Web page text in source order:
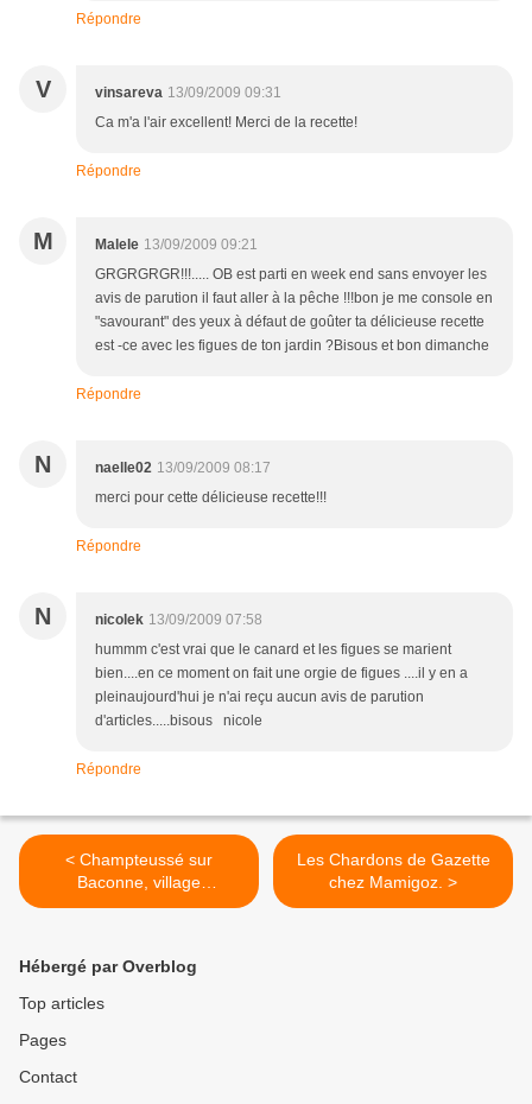
Répondre
V vinsareva 13/09/2009 09:31
Ca m'a l'air excellent! Merci de la recette!
Répondre
M Malele 13/09/2009 09:21
GRGRGRGR!!!..... OB est parti en week end sans envoyer les
avis de parution il faut aller à la pêche !!!bon je me console en
"savourant" des yeux à défaut de goûter ta délicieuse recette
est -ce avec les figues de ton jardin ?Bisous et bon dimanche
Répondre
N naelle02 13/09/2009 08:17
merci pour cette délicieuse recette!!!
Répondre
N nicolek 13/09/2009 07:58
hummm c'est vrai que le canard et les figues se marient
bien....en ce moment on fait une orgie de figues ....il y en a
pleinaujourd'hui je n'ai reçu aucun avis de parution
d'articles.....bisous nicole
Répondre
< Champteussé sur
Baconne, village
remarquable :
Les Chardons de Gazette
chez Mamigoz. >
Hébergé par Overblog
Top articles
Pages
Contact